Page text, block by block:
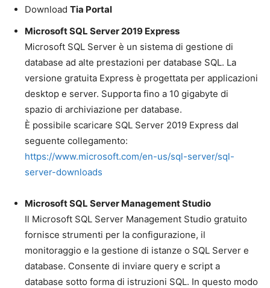
Download Tia Portal
Microsoft SQL Server 2019 Express
Microsoft SQL Server è un sistema di gestione di
database ad alte prestazioni per database SQL. La
versione gratuita Express è progettata per applicazioni
desktop e server. Supporta fino a 10 gigabyte di
spazio di archiviazione per database.
È possibile scaricare SQL Server 2019 Express dal
seguente collegamento:
https://www.microsoft.com/en-us/sql-server/sql-
server-downloads
Microsoft SQL Server Management Studio
Il Microsoft SQL Server Management Studio gratuito
fornisce strumenti per la configurazione, il
monitoraggio e la gestione di istanze o SQL Server e
database. Consente di inviare query e script a
database sotto forma di istruzioni SQL. In questo modo